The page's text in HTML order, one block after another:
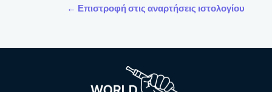
← Επιστροφή στις αναρτήσεις ιστολογίου